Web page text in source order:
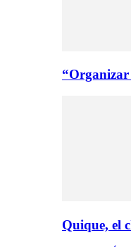
“Organizar
Quique, el